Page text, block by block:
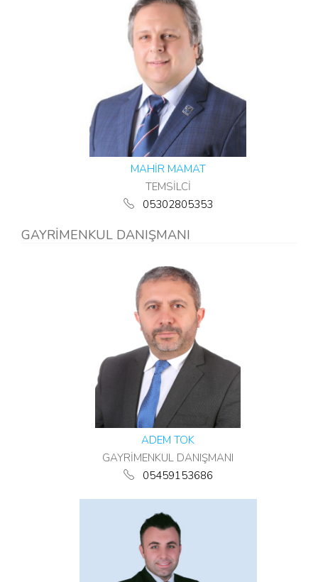
MAHİR MAMAT
TEMSİLCİ
05302805353
GAYRİMENKUL DANIŞMANI
ADEM TOK
GAYRİMENKUL DANIŞMANI
05459153686